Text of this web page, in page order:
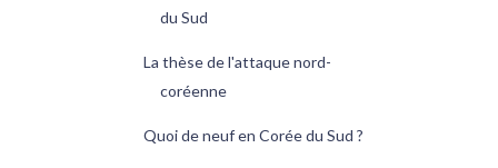
du Sud
La thèse de l'attaque nord-
coréenne
Quoi de neuf en Corée du Sud ?